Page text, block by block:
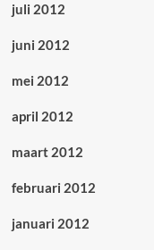
juli 2012
juni 2012
mei 2012
april 2012
maart 2012
februari 2012
januari 2012